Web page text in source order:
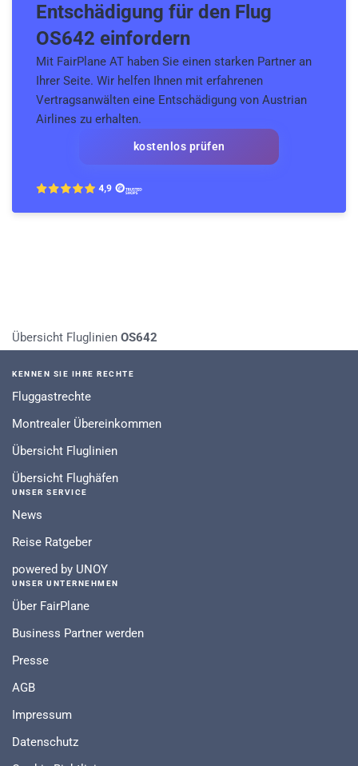
Entschädigung für den Flug
OS642 einfordern
Mit FairPlane AT haben Sie einen starken Partner an
Ihrer Seite. Wir helfen Ihnen mit erfahrenen
Vertragsanwälten eine Entschädigung von Austrian
Airlines zu erhalten.
kostenlos prüfen
Übersicht Fluglinien OS642
KENNEN SIE IHRE RECHTE
Fluggastrechte
Montrealer Übereinkommen
Übersicht Fluglinien
Übersicht Flughäfen
UNSER SERVICE
News
Reise Ratgeber
powered by UNOY
UNSER UNTERNEHMEN
Über FairPlane
Business Partner werden
Presse
AGB
Impressum
Datenschutz